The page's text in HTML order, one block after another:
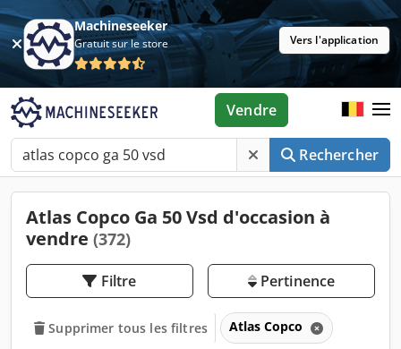
Machineseeker
Gratuit sur le store Vers l'application
Rechercher
Vendre
Atlas Copco Ga 50 Vsd d'occasion à
vendre (372)
Filtre Pertinence
Supprimer tous les filtres Atlas Copco